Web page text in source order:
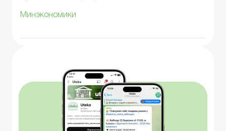
Минэкономики